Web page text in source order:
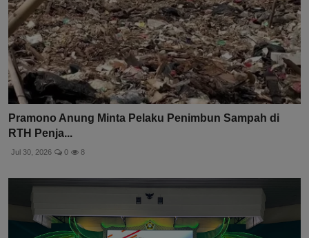
Pramono Anung Minta Pelaku Penimbun Sampah di
RTH Penja...
Jul 30, 2026 0 8